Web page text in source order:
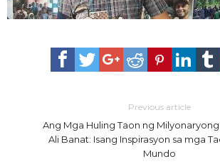
Previous article
Ang Mga Huling Taon ng Milyonaryong
Ali Banat: Isang Inspirasyon sa mga
Mundo